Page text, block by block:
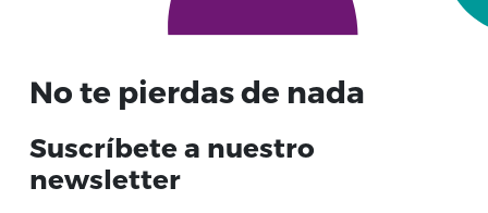
No te pierdas de nada
Suscríbete a nuestro
newsletter